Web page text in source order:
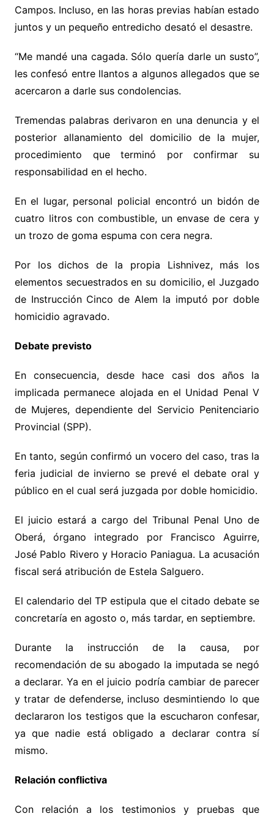
Campos. Incluso, en las horas previas habían estado
juntos y un pequeño entredicho desató el desastre.
“Me mandé una cagada. Sólo quería darle un susto”,
les confesó entre llantos a algunos allegados que se
acercaron a darle sus condolencias.
Tremendas palabras derivaron en una denuncia y el
posterior allanamiento del domicilio de la mujer,
procedimiento que terminó por confirmar su
responsabilidad en el hecho.
En el lugar, personal policial encontró un bidón de
cuatro litros con combustible, un envase de cera y
un trozo de goma espuma con cera negra.
Por los dichos de la propia Lishnivez, más los
elementos secuestrados en su domicilio, el Juzgado
de Instrucción Cinco de Alem la imputó por doble
homicidio agravado.
Debate previsto
En consecuencia, desde hace casi dos años la
implicada permanece alojada en el Unidad Penal V
de Mujeres, dependiente del Servicio Penitenciario
Provincial (SPP).
En tanto, según confirmó un vocero del caso, tras la
feria judicial de invierno se prevé el debate oral y
público en el cual será juzgada por doble homicidio.
El juicio estará a cargo del Tribunal Penal Uno de
Oberá, órgano integrado por Francisco Aguirre,
José Pablo Rivero y Horacio Paniagua. La acusación
fiscal será atribución de Estela Salguero.
El calendario del TP estipula que el citado debate se
concretaría en agosto o, más tardar, en septiembre.
Durante la instrucción de la causa, por
recomendación de su abogado la imputada se negó
a declarar. Ya en el juicio podría cambiar de parecer
y tratar de defenderse, incluso desmintiendo lo que
declararon los testigos que la escucharon confesar,
ya que nadie está obligado a declarar contra sí
mismo.
Relación conflictiva
Con relación a los testimonios y pruebas que